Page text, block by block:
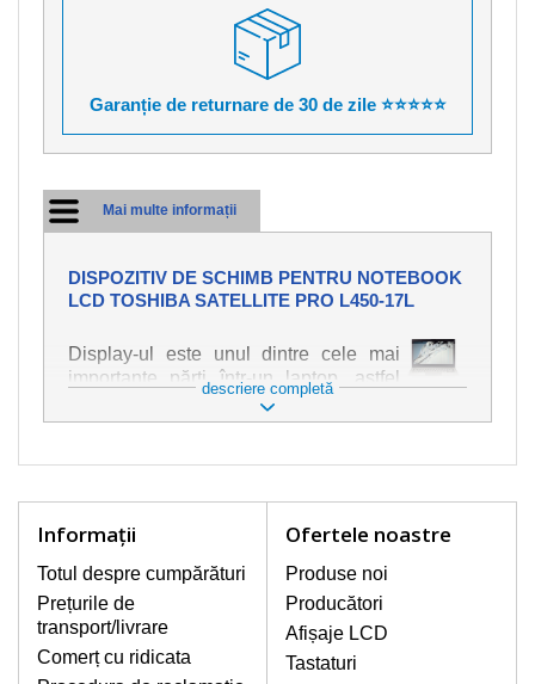
Garanție de returnare de 30 de zile ⭐⭐⭐⭐⭐
Mai multe informații
DISPOZITIV DE SCHIMB PENTRU NOTEBOOK
LCD TOSHIBA SATELLITE PRO L450-17L
Display-ul este unul dintre cele mai
importante părți într-un laptop, astfel
încât ne străduim să oferim piese de
schimb de cea mai bună calitate.
ul cu cea mai mare atenție. Cele mai
natură mecanică, cum ar fi afișajul rupt
sau crăpat. În plus, dungile verticale,
afișajul neiluminat, luminozitatea
intermitentă sau neuniformă
descriere completă
Informaţii
Totul despre cumpărături
Prețurile de
transport/livrare
Comerț cu ridicata
Ofertele noastre
Produse noi
Producători
Afișaje LCD
Tastaturi